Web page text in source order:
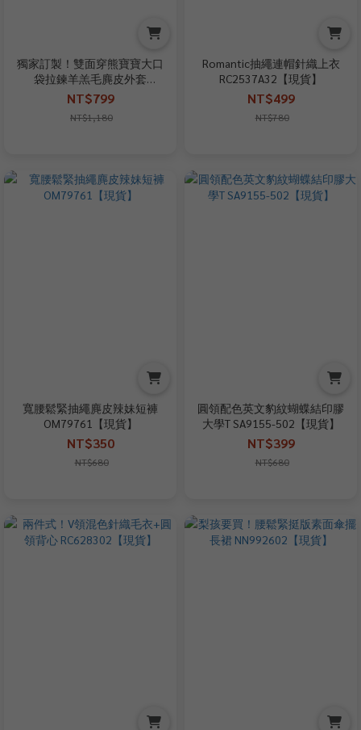
獨家訂製！雙面穿熊寶寶大口
袋拉鍊羊羔毛麂皮外套
EX250503-104【現貨】
NT$799
NT$1,180
Romantic抽繩連帽針織上衣
RC2537A32【現貨】
NT$499
NT$780
寬腰鬆緊抽繩麂皮辣妹短褲
OM79761【現貨】
NT$350
NT$680
圓領配色英文豹紋蝴蝶結印膠
大學T SA9155-502【現貨】
NT$399
NT$680